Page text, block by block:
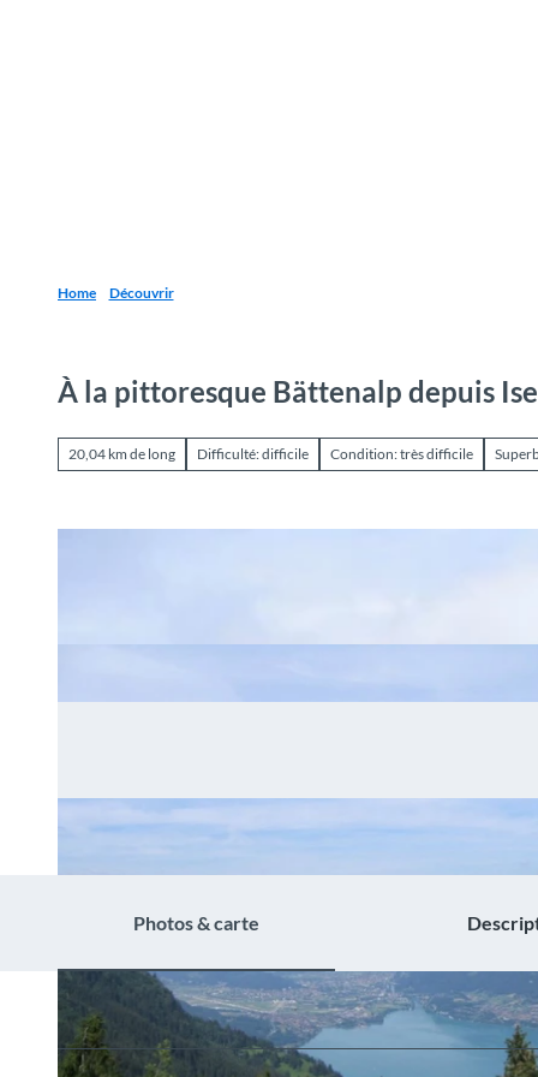
Home Découvrir
À la pittoresque Bättenalp depuis
20,04 km de long Difficulté: difficile Condition: très difficile
Photos & carte